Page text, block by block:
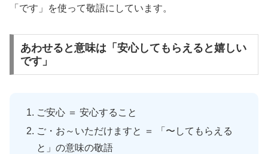
「です」を使って敬語にしています。
あわせると意味は「安心してもらえると嬉しい
です」
ご安心 ＝ 安心すること
ご・お～いただけますと ＝ 「〜してもらえる
と」の意味の敬語